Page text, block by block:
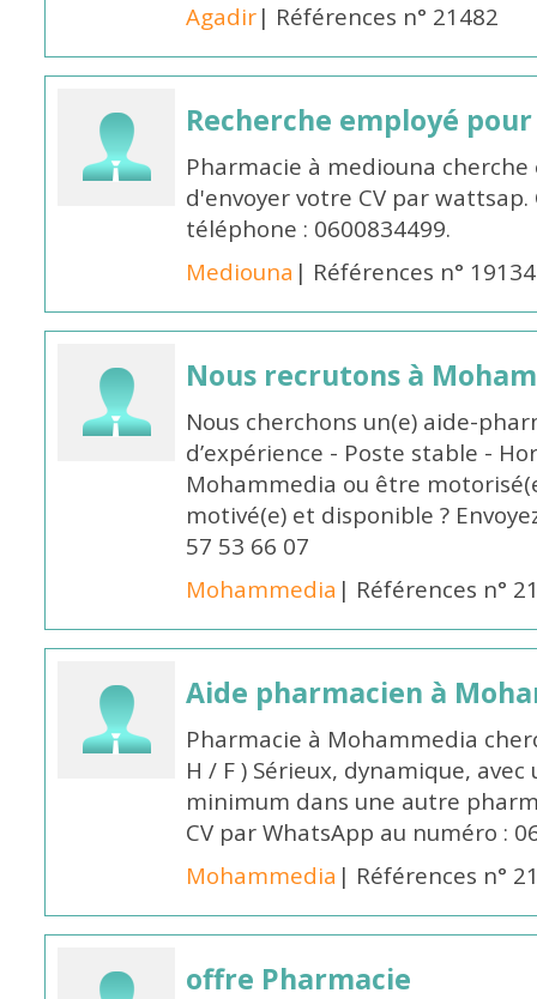
Agadir| Références n° 21482
Recherche employé
Pharmacie à mediouna
d'envoyer votre CV par
téléphone : 0600834499.
Mediouna | Références n° 19134
Nous recrutons à
Nous cherchons un(e) aide-
d’expérience - Poste stable -
Mohammedia ou être
motivé(e) et disponible ?
57 53 66 07
Mohammedia | Références n°
Aide pharmacien à
Pharmacie à Mohammedia
H / F ) Sérieux, dynamique,
minimum dans une autre
CV par WhatsApp au numéro :
Mohammedia | Références n°
offre Pharmacie